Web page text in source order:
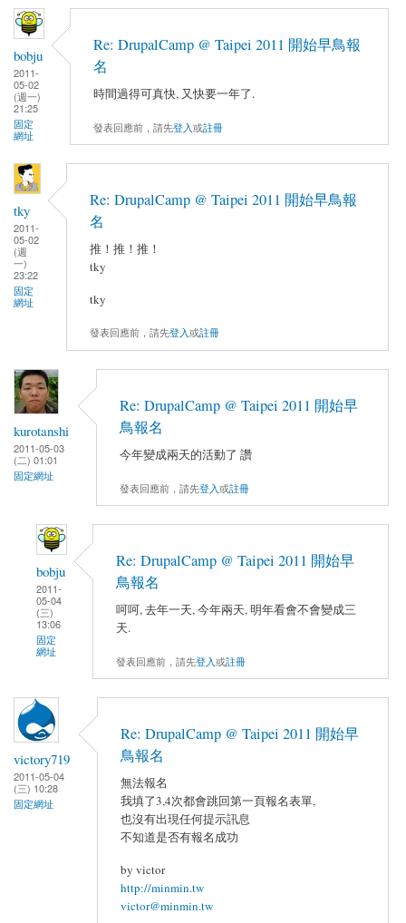
bobju
2011-
05-02
(週一)
21:25
固定
網址
Re: DrupalCamp @ Taipei 2011 開始早鳥報
名
時間過得可真快, 又快要一年了.
發表回應前，請先登入或註冊
tky
2011-
05-02
(週
一)
23:22
固定
網址
Re: DrupalCamp @ Taipei 2011 開始早鳥報
名
推！推！推！
tky
tky
發表回應前，請先登入或註冊
kurotanshi
2011-05-03
(二) 01:01
固定網址
Re: DrupalCamp @ Taipei 2011 開始早
鳥報名
今年變成兩天的活動了 讚
發表回應前，請先登入或註冊
bobju
2011-
05-04
(三)
13:06
固定
網址
Re: DrupalCamp @ Taipei 2011 開始早
鳥報名
呵呵, 去年一天, 今年兩天, 明年看會不會變成三
天.
發表回應前，請先登入或註冊
victory719
2011-05-04
(三) 10:28
固定網址
Re: DrupalCamp @ Taipei 2011 開始早
鳥報名
無法報名
我填了3,4次都會跳回第一頁報名表單,
也沒有出現任何提示訊息
不知道是否有報名成功
by victor
http://minmin.tw
victor@minmin.tw